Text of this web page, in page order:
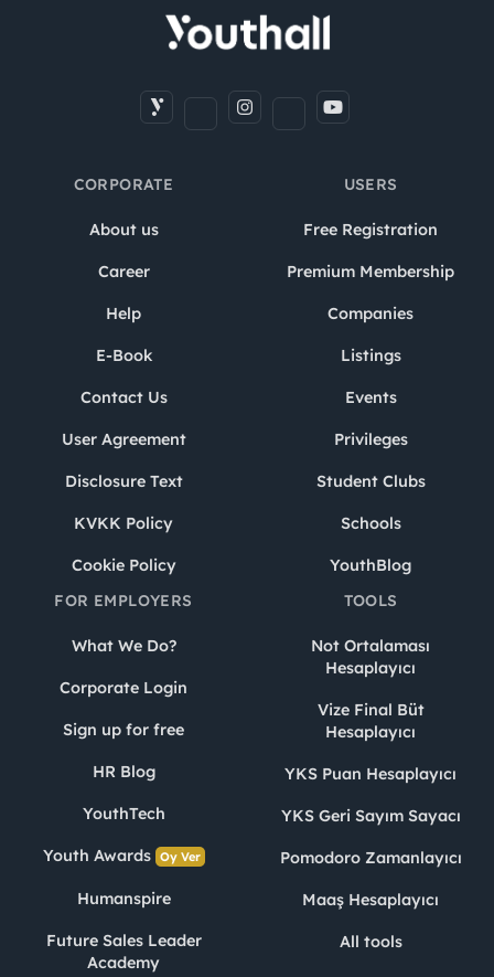
CORPORATE
About us
Career
Help
E-Book
Contact Us
User Agreement
Disclosure Text
KVKK Policy
Cookie Policy
USERS
Free Registration
Premium Membership
Companies
Listings
Events
Privileges
Student Clubs
Schools
YouthBlog
FOR EMPLOYERS
What We Do?
Corporate Login
Sign up for free
HR Blog
YouthTech
Youth Awards Oy Ver
Humanspire
Future Sales Leader
Academy
TOOLS
Not Ortalaması
Hesaplayıcı
Vize Final Büt
Hesaplayıcı
YKS Puan Hesaplayıcı
YKS Geri Sayım Sayacı
Pomodoro Zamanlayıcı
Maaş Hesaplayıcı
All tools